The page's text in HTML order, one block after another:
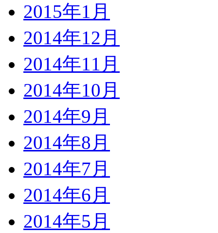
2015年1月
2014年12月
2014年11月
2014年10月
2014年9月
2014年8月
2014年7月
2014年6月
2014年5月